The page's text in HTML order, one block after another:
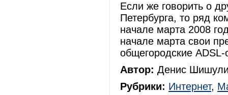
Если же говорить о
Петербурга, то ряд
начале марта 2008
начале марта свои
общегородские
Автор: Денис
Рубрики: Интернет,